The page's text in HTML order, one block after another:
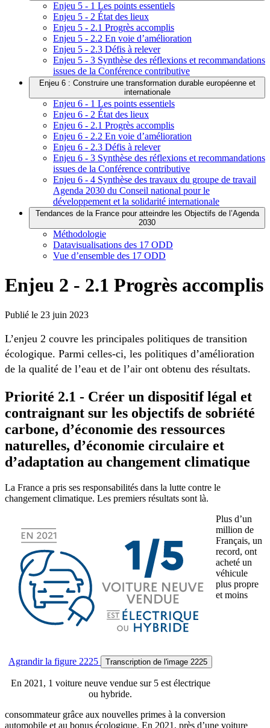
Enjeu 5 - 1 Les points essentiels
Enjeu 5 - 2 État des lieux
Enjeu 5 - 2.1 Progrès accomplis
Enjeu 5 - 2.2 En voie d’amélioration
Enjeu 5 - 2.3 Défis à relever
Enjeu 5 - 3 Synthèse des réflexions et recommandations
issues de la Conférence contributive
Enjeu 6 : Construire une transformation durable européenne et
internationale
Enjeu 6 - 1 Les points essentiels
Enjeu 6 - 2 État des lieux
Enjeu 6 - 2.1 Progrès accomplis
Enjeu 6 - 2.2 En voie d’amélioration
Enjeu 6 - 2.3 Défis à relever
Enjeu 6 - 3 Synthèse des réflexions et recommandations
issues de la Conférence contributive
Enjeu 6 - 4 Synthèse des travaux du groupe de travail
Agenda 2030 du Conseil national pour le
développement et la solidarité internationale
Tendances de la France pour atteindre les Objectifs de l’Agenda
2030
Méthodologie
Datavisualisations des 17 ODD
Vue d’ensemble des 17 ODD
Enjeu 2 - 2.1 Progrès accomplis
Publié le 23 juin 2023
L’enjeu 2 couvre les principales politiques de transition
écologique. Parmi celles-ci, les politiques d’amélioration
de la qualité de l’eau et de l’air ont obtenu des résultats.
Priorité 2.1 - Créer un dispositif légal et
contraignant sur les objectifs de sobriété
carbone, d’économie des ressources
naturelles, d’économie circulaire et
d’adaptation au changement climatique
La France a pris ses responsabilités dans la lutte contre le
changement climatique. Les premiers résultats sont là.
Agrandirla figure 2225 Transcription de l'image 2225
En 2021, 1 voiture neuve vendue sur 5 est électrique
ou hybride.
Plus d’un
million de
Français, un
record, ont
acheté un
véhicule
plus propre
et moins
consommateur grâce aux nouvelles primes à la conversion
automobile et au bonus écologique. En 2021, près d’une voiture